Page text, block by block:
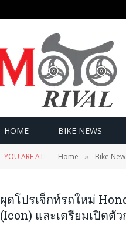
HOME BIKE NEWS
YOU ARE AT: Home » Bike
ผุดโปรเจ็กท์รถใหม่
(Icon) และเตรียมเปิดตั